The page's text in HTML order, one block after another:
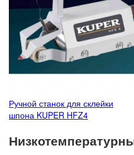
Ручной станок для склейки
шпона KUPER HFZ4